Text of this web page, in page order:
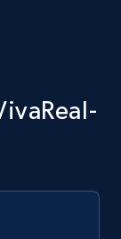
and